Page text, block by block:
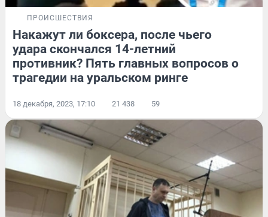
ПРОИСШЕСТВИЯ
Накажут ли боксера, после чьего
удара скончался 14-летний
противник? Пять главных вопросов о
трагедии на уральском ринге
18 декабря, 2023, 17:10 21 438 59